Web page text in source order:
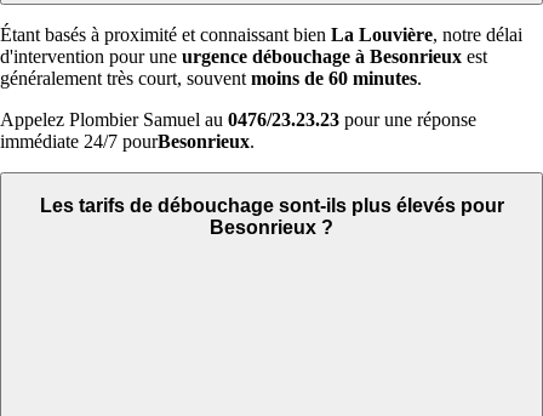
Étant basés à proximité et connaissant bien La Louvière, notre délai
d'intervention pour une urgence débouchage à Besonrieux est
généralement très court, souvent moins de 60 minutes.
Appelez Plombier Samuel au 0476/23.23.23 pour une réponse
immédiate 24/7 pourBesonrieux.
Les tarifs de débouchage sont-ils plus élevés pour
Besonrieux ?